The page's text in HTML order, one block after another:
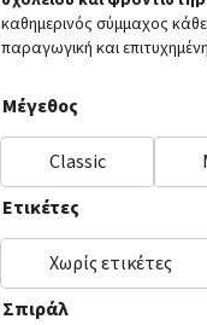
καθημερινός σύμμαχος
παραγωγική και
Μέγεθος
Classic
Ετικέτες
Χωρίς ετικέτες
Σπιράλ